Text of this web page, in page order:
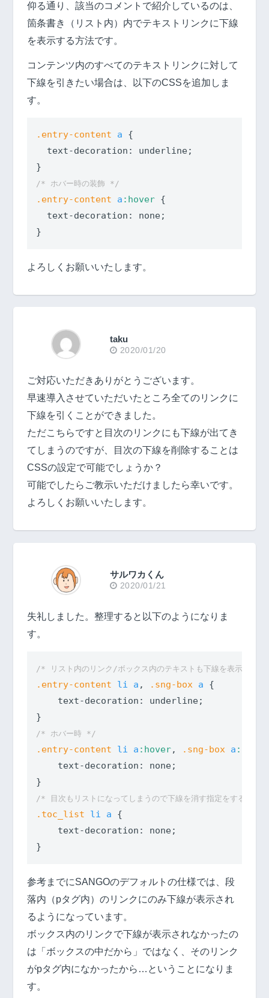
仰る通り、該当のコメントで紹介しているのは、
箇条書き（リスト内）内でテキストリンクに下線
を表示する方法です。
コンテンツ内のすべてのテキストリンクに対して
下線を引きたい場合は、以下のCSSを追加しま
す。
.entry-content a {
text-decoration : underline;
/* ホバー時の装飾 */
.entry-content a :hover {
text-decoration : none;
よろしくお願いいたします。
taku
2020/01/20
ご対応いただきありがとうございます。
早速導入させていただいたところ全てのリンクに
下線を引くことができました。
ただこちらですと目次のリンクにも下線が出てき
てしまうのですが、目次の下線を削除することは
CSSの設定で可能でしょうか？
可能でしたらご教示いただけましたら幸いです。
よろしくお願いいたします。
サルワカくん
2020/01/21
失礼しました。整理すると以下のようになりま
す。
/* リスト内のリンク/ボックス内のテキストも下線を表示 */
.entry-content li a , .sng-box a {
text-decoration : underline;
/* ホバー時 */
.entry-content li a :hover, .sng-box a :hover
text-decoration : none;
/* 目次もリストになってしまうので下線を消す指定をする */
.toc_list li a {
text-decoration : none;
参考までにSANGOのデフォルトの仕様では、段
落内（pタグ内）のリンクにのみ下線が表示され
るようになっています。
ボックス内のリンクで下線が表示されなかったの
は「ボックスの中だから」ではなく、そのリンク
がpタグ内になかったから…ということになりま
す。